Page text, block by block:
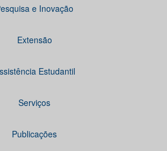
e Inovação
Extensão
Estudantil
Serviços
Publicações